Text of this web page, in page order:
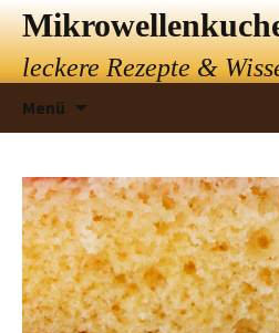
leckere Rezepte &
Menü